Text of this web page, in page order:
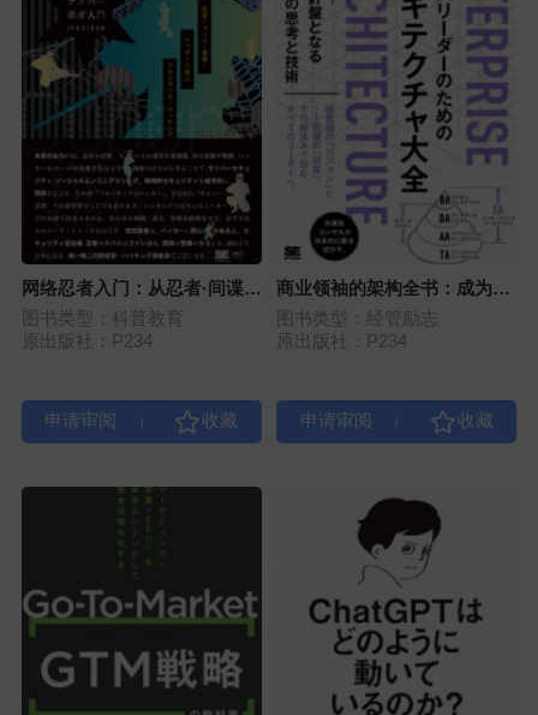
网络忍者入门：从忍者·间谍·
军队·黑客学全栈黑客术
图书类型：科普教育
原出版社：P234
商业领袖的架构全书：成为数
字时代指南针的整体设计思维
与方法
图书类型：经管励志
原出版社：P234